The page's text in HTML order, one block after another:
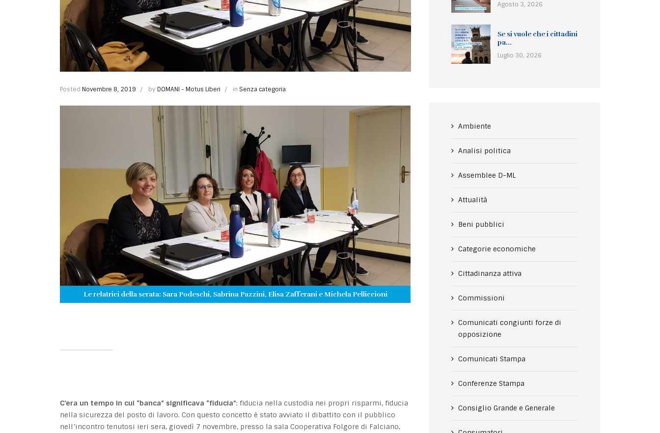
Posted Novembre 8, 2019 by DOMANI - Motus Liberi in Senza categoria
Le relatrici della serata: Sara Podeschi, Sabrina Pazzini, Elisa Zafferani e Michela Pelliccioni
C’era un tempo in cui “banca” significava “fiducia”: fiducia nella custodia nei propri risparmi, fiducia
nella sicurezza del posto di lavoro. Con questo concetto è stato avviato il dibattito con il pubblico
nell’incontro tenutosi ieri sera, giovedì 7 novembre, presso la sala Cooperativa Folgore di Falciano,
Agosto 3, 2026
Se si vuole che i cittadini
pa...
Luglio 30, 2026
Ambiente
Analisi politica
Assemblee D-ML
Attualità
Beni pubblici
Categorie economiche
Cittadinanza attiva
Commissioni
Comunicati congiunti forze di
opposizione
Comunicati Stampa
Conferenze Stampa
Consiglio Grande e Generale